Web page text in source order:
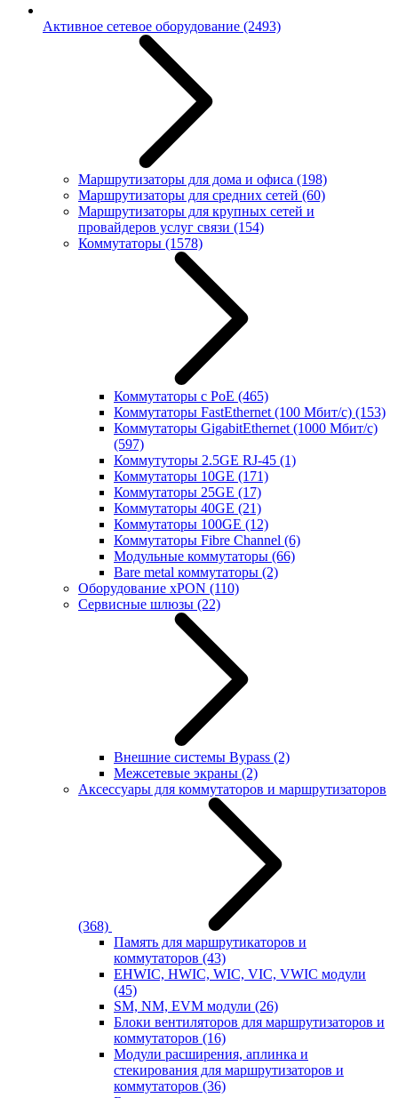
Активное сетевое оборудование (2493)
Маршрутизаторы для дома и офиса (198)
Маршрутизаторы для средних сетей (60)
Маршрутизаторы для крупных сетей и
провайдеров услуг связи (154)
Коммутаторы (1578)
Коммутаторы с PoE (465)
Коммутаторы FastEthernet (100 Мбит/с) (153)
Коммутаторы GigabitEthernet (1000 Мбит/с)
(597)
Коммутуторы 2.5GE RJ-45 (1)
Коммутаторы 10GE (171)
Коммутаторы 25GE (17)
Коммутаторы 40GE (21)
Коммутаторы 100GE (12)
Коммутаторы Fibre Channel (6)
Модульные коммутаторы (66)
Bare metal коммутаторы (2)
Оборудование xPON (110)
Сервисные шлюзы (22)
Внешние системы Bypass (2)
Межсетевые экраны (2)
Аксессуары для коммутаторов и маршрутизаторов
(368)
Память для маршрутикаторов и
коммутаторов (43)
EHWIC, HWIC, WIC, VIC, VWIC модули
(45)
SM, NM, EVM модули (26)
Блоки вентиляторов для маршрутизаторов и
коммутаторов (16)
Модули расширения, аплинка и
стекирования для маршрутизаторов и
коммутаторов (36)